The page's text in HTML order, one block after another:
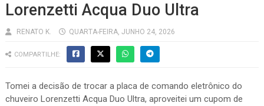
Lorenzetti Acqua Duo Ultra
RENATO K. QUARTA-FEIRA, JUNHO 24, 2026
COMPARTILHE:
Tomei a decisão de trocar a placa de comando eletrônico do
chuveiro Lorenzetti Acqua Duo Ultra, aproveitei um cupom de